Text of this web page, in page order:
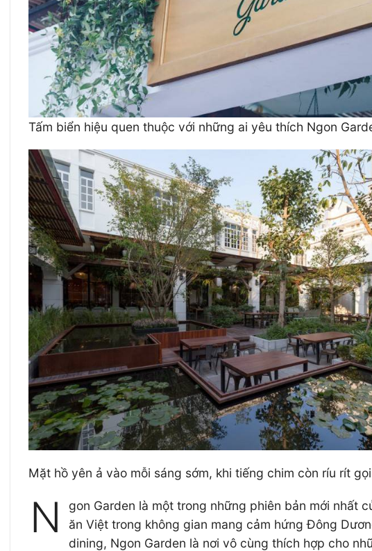
Tấm biển hiệu quen thuộc với những ai yêu thích Ngon
Mặt hồ yên ả vào mỗi sáng sớm, khi tiếng chim còn ríu rít
N
gon Garden là một trong những phiên bản mới nhất
ăn Việt trong không gian mang cảm hứng Đông
dining, Ngon Garden là nơi vô cùng thích hợp cho